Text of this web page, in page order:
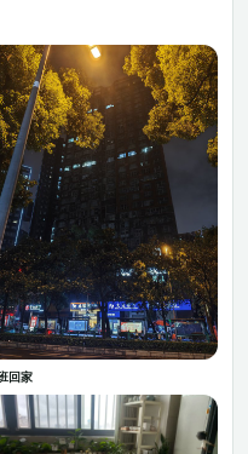
回家